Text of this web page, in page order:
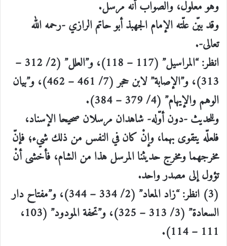
وهو معلول، والصواب أنه مرسل.
وقد بيّن علّته الإمام الجهبذ أبو حاتم الرازي -رحمه الله
تعالى-.
انظر: “المراسيل” (117 – 118)، و”العلل” (2/ 312 –
313)، و”الإصابة” لابن حجر (7/ 461 – 462)، و”بيان
الوهم والإيهام” (4/ 379 – 384).
وللحديث -دون أوّله- شاهدان مرسلان صحيحا الإسناد،
فلعلّه يتقوى بهما، وإنْ كان في النفس من ذلك شيء؛ فإنّ
مخرجهما ومخرج حديثنا المرسل هذا من الشام، فأخشى أنْ
تؤول إلى مصدر واحد.
(3) انظر: “زاد المعاد” (2/ 334 – 344)، و”مفتاح دار
السعادة” (3/ 313 – 325)، و”تحفة المودود” (103،
111 – 114).